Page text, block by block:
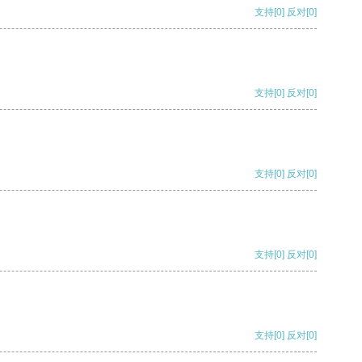
支持[0] 反对[0]
支持[0] 反对[0]
支持[0] 反对[0]
支持[0] 反对[0]
支持[0] 反对[0]